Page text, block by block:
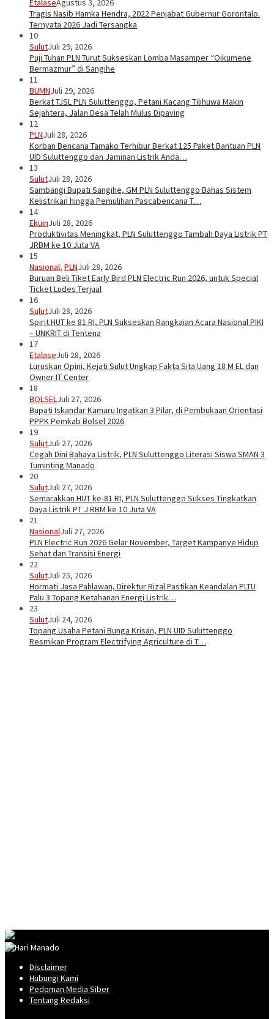
EtalaseAgustus 3, 2026
Tragis Nasib Hamka Hendra, 2022 Penjabat Gubernur Gorontalo.
Ternyata 2026 Jadi Tersangka
10
SulutJuli 29, 2026
Puji Tuhan PLN Turut Sukseskan Lomba Masamper “Oikumene
Bermazmur” di Sangihe
11
BUMNJuli 29, 2026
Berkat TJSL PLN Suluttenggo, Petani Kacang Tilihuwa Makin
Sejahtera, Jalan Desa Telah Mulus Dipaving
12
PLNJuli 28, 2026
Korban Bencana Tamako Terhibur Berkat 125 Paket Bantuan PLN
UID Suluttenggo dan Jaminan Listrik Anda…
13
SulutJuli 28, 2026
Sambangi Bupati Sangihe, GM PLN Suluttenggo Bahas Sistem
Kelistrikan hingga Pemulihan Pascabencana T…
14
EkuinJuli 28, 2026
Produktivitas Meningkat, PLN Suluttenggo Tambah Daya Listrik PT
JRBM ke 10 Juta VA
15
Nasional, PLNJuli 28, 2026
Buruan Beli Tiket Early Bird PLN Electric Run 2026, untuk Special
Ticket Ludes Terjual
16
SulutJuli 28, 2026
Spirit HUT ke 81 RI, PLN Sukseskan Rangkaian Acara Nasional PIKI
– UNKRIT di Tentena
17
EtalaseJuli 28, 2026
Luruskan Opini, Kejati Sulut Ungkap Fakta Sita Uang 18 M EL dan
Owner IT Center
18
BOLSELJuli 27, 2026
Bupati Iskandar Kamaru Ingatkan 3 Pilar, di Pembukaan Orientasi
PPPK Pemkab Bolsel 2026
19
SulutJuli 27, 2026
Cegah Dini Bahaya Listrik, PLN Suluttenggo Literasi Siswa SMAN 3
Tuminting Manado
20
SulutJuli 27, 2026
Semarakkan HUT ke-81 RI, PLN Suluttenggo Sukses Tingkatkan
Daya Listrik PT J RBM ke 10 Juta VA
21
NasionalJuli 27, 2026
PLN Electric Run 2026 Gelar November, Target Kampanye Hidup
Sehat dan Transisi Energi
22
SulutJuli 25, 2026
Hormati Jasa Pahlawan, Direktur Rizal Pastikan Keandalan PLTU
Palu 3 Topang Ketahanan Energi Listrik…
23
SulutJuli 24, 2026
Topang Usaha Petani Bunga Krisan, PLN UID Suluttenggo
Resmikan Program Electrifying Agriculture di T…
Disclaimer
Hubungi Kami
Pedoman Media Siber
Tentang Redaksi